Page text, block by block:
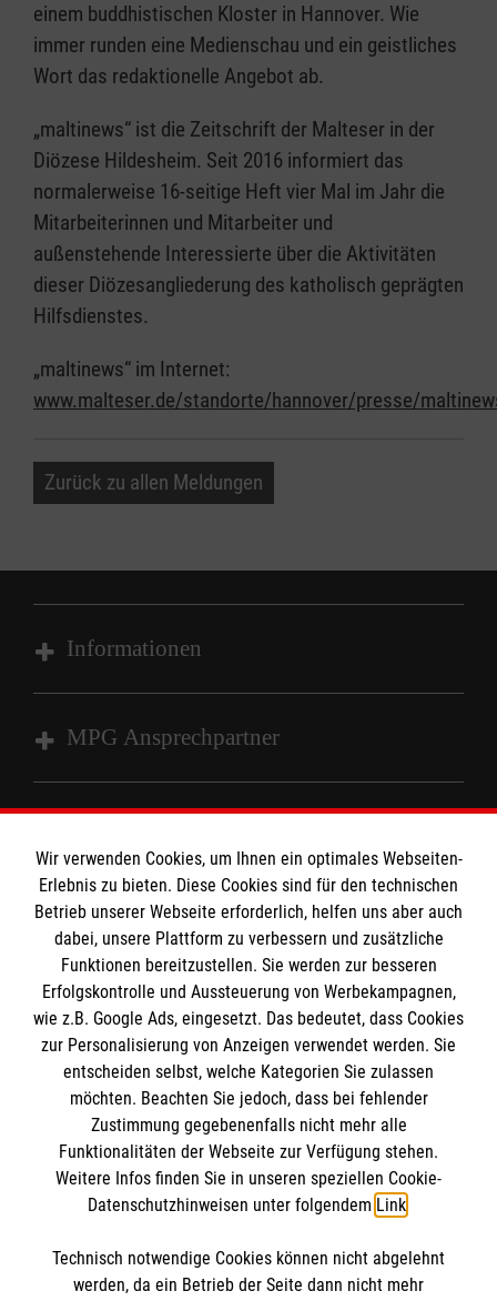
einem buddhistischen Kloster in Hannover. Wie
immer runden eine Medienschau und ein geistliches
Wort das redaktionelle Angebot ab.
„maltinews“ ist die Zeitschrift der Malteser in der
Diözese Hildesheim. Seit 2016 informiert das
normalerweise 16-seitige Heft vier Mal im Jahr die
Mitarbeiterinnen und Mitarbeiter und
außenstehende Interessierte über die Aktivitäten
dieser Diözesangliederung des katholisch geprägten
Hilfsdienstes.
„maltinews“ im Internet:
www.malteser.de/standorte/hannover/presse/
Zurück zu allen Meldungen
Informationen
Impressum
Presse
MPG Ansprechpartner
Den Beauftragten für Medizinproduktesicherheit
im Malteser Rettungsdienst und den
Einsatzdiensten der Malteser können Sie unter
gmb_mpg@malteser.orgkontaktieren.
Die Malteser
Malteser in Deutschland
Malteserorden
Malteser Jugend
Malteser International
Sharepoint
Spendenkonto
Empfänger: Malteser Hilfsdienst e.V.
Bank: Pax-Bank für Kirche und Caritas eG
IBAN: DE48370601201201209125
So finden Sie uns
Benzstraße 21 E
Telefon:05361 2728164
Email:info.wolfsburg@malteser.org
Soziale Netzwerke
Accordion 2
Wir verwenden Cookies, um Ihnen ein optimales Webseiten-
Erlebnis zu bieten. Diese Cookies sind für den technischen
Betrieb unserer Webseite erforderlich, helfen uns aber auch
dabei, unsere Plattform zu verbessern und zusätzliche
Funktionen bereitzustellen. Sie werden zur besseren
Erfolgskontrolle und Aussteuerung von Werbekampagnen,
wie z.B. Google Ads, eingesetzt. Das bedeutet, dass Cookies
zur Personalisierung von Anzeigen verwendet werden. Sie
entscheiden selbst, welche Kategorien Sie zulassen
möchten. Beachten Sie jedoch, dass bei fehlender
Zustimmung gegebenenfalls nicht mehr alle
Funktionalitäten der Webseite zur Verfügung stehen.
Weitere Infos finden Sie in unseren speziellen Cookie-
Datenschutzhinweisen unter folgendem Link.
Technisch notwendige Cookies können nicht abgelehnt
werden, da ein Betrieb der Seite dann nicht mehr